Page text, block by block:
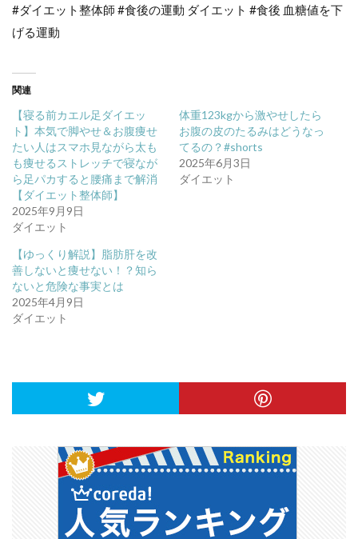
#ダイエット整体師 #食後の運動 ダイエット #食後 血糖値を下
げる運動
関連
【寝る前カエル足ダイエッ
ト】本気で脚やせ＆お腹痩せ
たい人はスマホ見ながら太も
も痩せるストレッチで寝なが
ら足パカすると腰痛まで解消
【ダイエット整体師】
2025年9月9日
ダイエット
体重123kgから激やせしたら
お腹の皮のたるみはどうなっ
てるの？#shorts
2025年6月3日
ダイエット
【ゆっくり解説】脂肪肝を改
善しないと痩せない！？知ら
ないと危険な事実とは
2025年4月9日
ダイエット